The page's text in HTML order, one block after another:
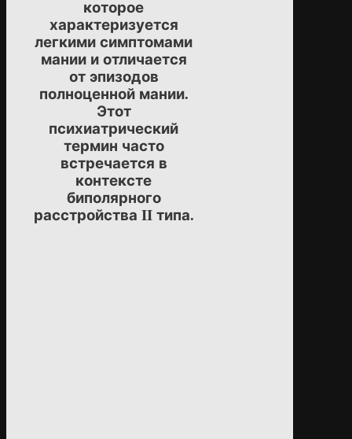
которое
характеризуется
легкими симптомами
мании и отличается
от эпизодов
полноценной мании.
Этот
психиатрический
термин часто
встречается в
контексте
биполярного
расстройства II типа.